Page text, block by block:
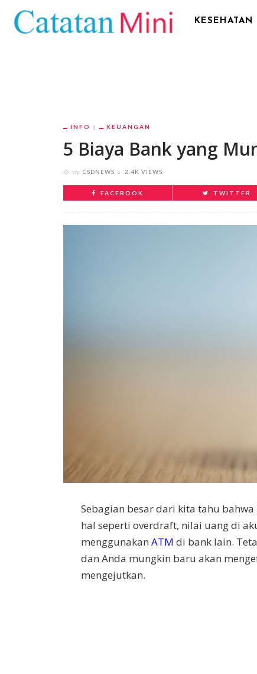
KESEHATAN
INFO KEUANGAN
5 Biaya Bank yang
by CSDNEWS 2.4K VIEWS
FACEBOOK TWITTER
Sebagian besar dari kita tahu
hal seperti overdraft, nilai uang di
menggunakan ATM di bank lain.
dan Anda mungkin baru akan
mengejutkan.